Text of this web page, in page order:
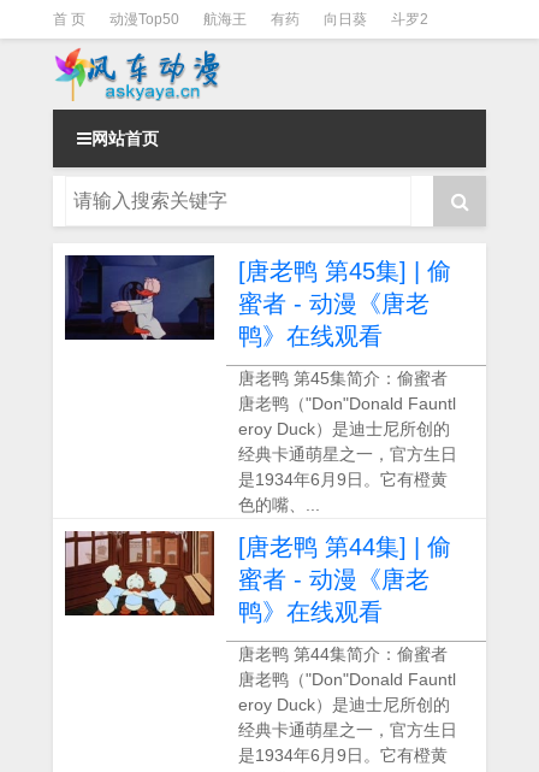
首 页 动漫Top50 航海王 有药 向日葵 斗罗2
斗罗3 火影 一拳超人
网站首页
[唐老鸭 第45集] | 偷
蜜者 - 动漫《唐老
鸭》在线观看
唐老鸭 第45集简介：偷蜜者
唐老鸭（"Don"Donald Fauntl
eroy Duck）是迪士尼所创的
经典卡通萌星之一，官方生日
是1934年6月9日。它有橙黄
色的嘴、...
[唐老鸭 第44集] | 偷
蜜者 - 动漫《唐老
鸭》在线观看
唐老鸭 第44集简介：偷蜜者
唐老鸭（"Don"Donald Fauntl
eroy Duck）是迪士尼所创的
经典卡通萌星之一，官方生日
是1934年6月9日。它有橙黄